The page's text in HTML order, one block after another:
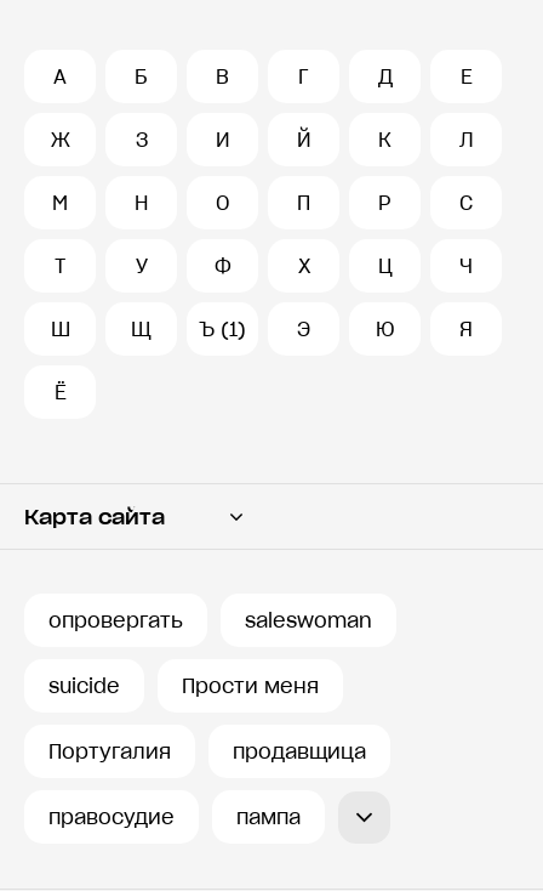
А Б В Г Д Е
Ж З И Й К Л
М Н О П Р С
Т У Ф Х Ц Ч
Ш Щ Ъ (1) Э Ю Я
Ё
Карта сайта
опровергать saleswoman
suicide Прости меня
Португалия продавщица
правосудие пампа